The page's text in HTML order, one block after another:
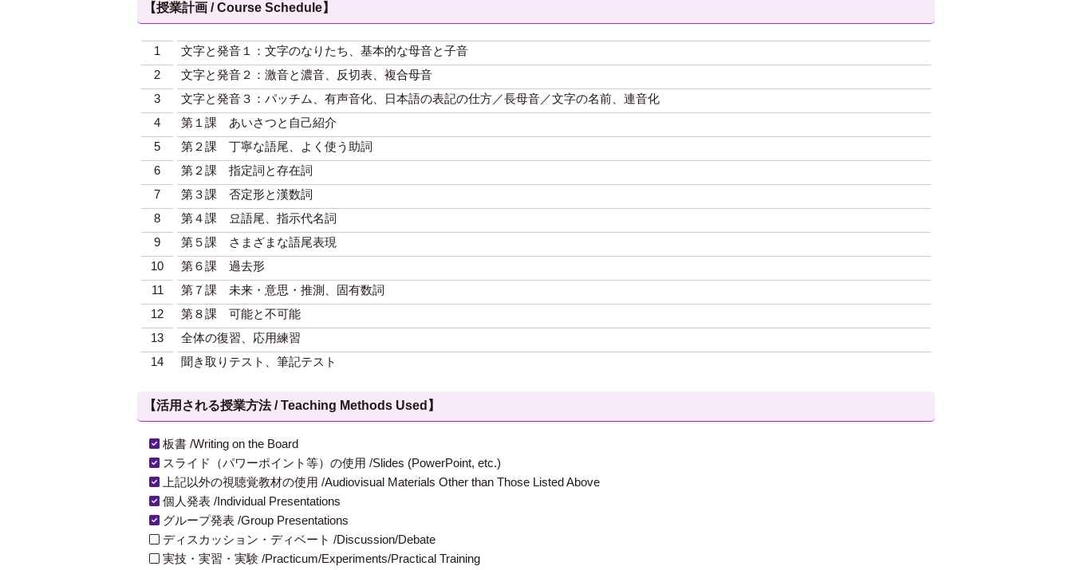
【授業計画 / Course Schedule】
1
文字と発音１：文字のなりたち、基本的な母音と子音
2
文字と発音２：激音と濃音、反切表、複合母音
3
文字と発音３：パッチム、有声音化、日本語の表記の仕方／長母音／文字の名前、連音化
4
第１課 あいさつと自己紹介
5
第２課 丁寧な語尾、よく使う助詞
6
第２課 指定詞と存在詞
7
第３課 否定形と漢数詞
8
第４課 요語尾、指示代名詞
9
第５課 さまざまな語尾表現
10
第６課 過去形
11
第７課 未来・意思・推測、固有数詞
12
第８課 可能と不可能
13
全体の復習、応用練習
14
聞き取りテスト、筆記テスト
【活用される授業方法 / Teaching Methods Used】
板書 /Writing on the Board
スライド（パワーポイント等）の使用 /Slides (PowerPoint, etc.)
上記以外の視聴覚教材の使用 /Audiovisual Materials Other than Those Listed Above
個人発表 /Individual Presentations
グループ発表 /Group Presentations
ディスカッション・ディベート /Discussion/Debate
実技・実習・実験 /Practicum/Experiments/Practical Training